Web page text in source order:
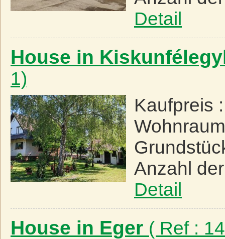
Detail
House in
1)
Kaufpreis
Anzahl
Detail
House in Eger ( Ref :